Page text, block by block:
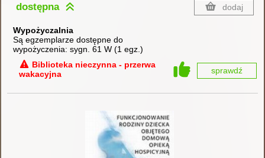
dostępna dodaj
Wypożyczalnia
Są egzemplarze dostępne do
wypożyczenia: sygn. 61 W (1 egz. )
Biblioteka nieczynna - przerwa
wakacyjna
sprawdź